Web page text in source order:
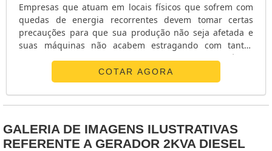
Empresas que atuam em locais físicos que sofrem com
quedas de energia recorrentes devem tomar certas
precauções para que sua produção não seja afetada e
suas máquinas não acabem estragando com tantas
oscilações de energia. O gerador de energia elétrica
partida automática é a solução mais aconselhável para
locais que não podem ter nem ao menos segundos sem
energia, como hospitais, empresas, casas de show e
tantos outros que dependem diretamente d....
COTAR AGORA
GALERIA DE IMAGENS ILUSTRATIVAS
REFERENTE A GERADOR 2KVA DIESEL